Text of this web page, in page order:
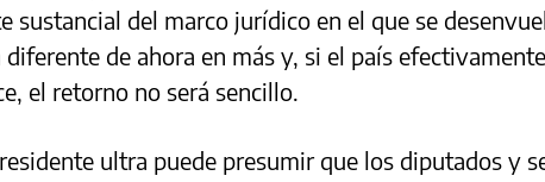
sustancial del marco jurídico en el que se
diferente de ahora en más y, si el país
el retorno no será sencillo.
ultra puede presumir que los diputados y